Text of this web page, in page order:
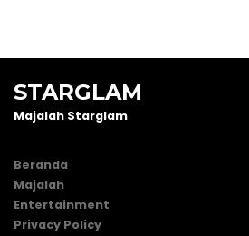
STARGLAM
Majalah Starglam
Beranda
Majalah
Entertainment
Privacy Policy